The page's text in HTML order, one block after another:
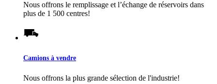
Nous offrons le remplissage et l’échange de réservoirs dans
plus de 1 500 centres!
Camions à vendre
Nous offrons la plus grande sélection de l'industrie!